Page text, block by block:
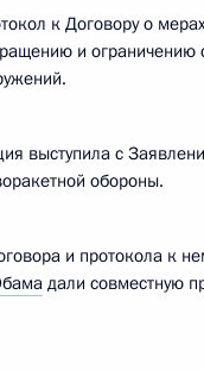
к Договору о
и ограничению
выступила с
обороны.
и протокола к
дали совместную